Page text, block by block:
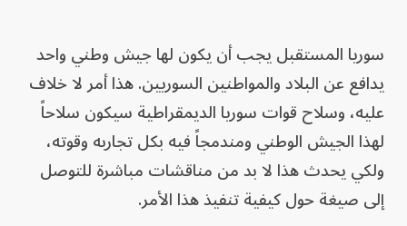
سوريا المستقبل يجب أن يكون لها جيش وطني واحد
يدافع عن البلاد والمواطنين السوريين. هذا أمر لا خلاف
عليه، وسلاح قوات سوريا الديمقراطية سيكون سلاحاً
لهذا الجيش الوطني ومندمجاً فيه بكل تجاربه وقوته،
ولكي يحدث هذا لا بد من مناقشات مباشرة للتوصل
إلى صيغة حول كيفية تنفيذ هذا الأمر.